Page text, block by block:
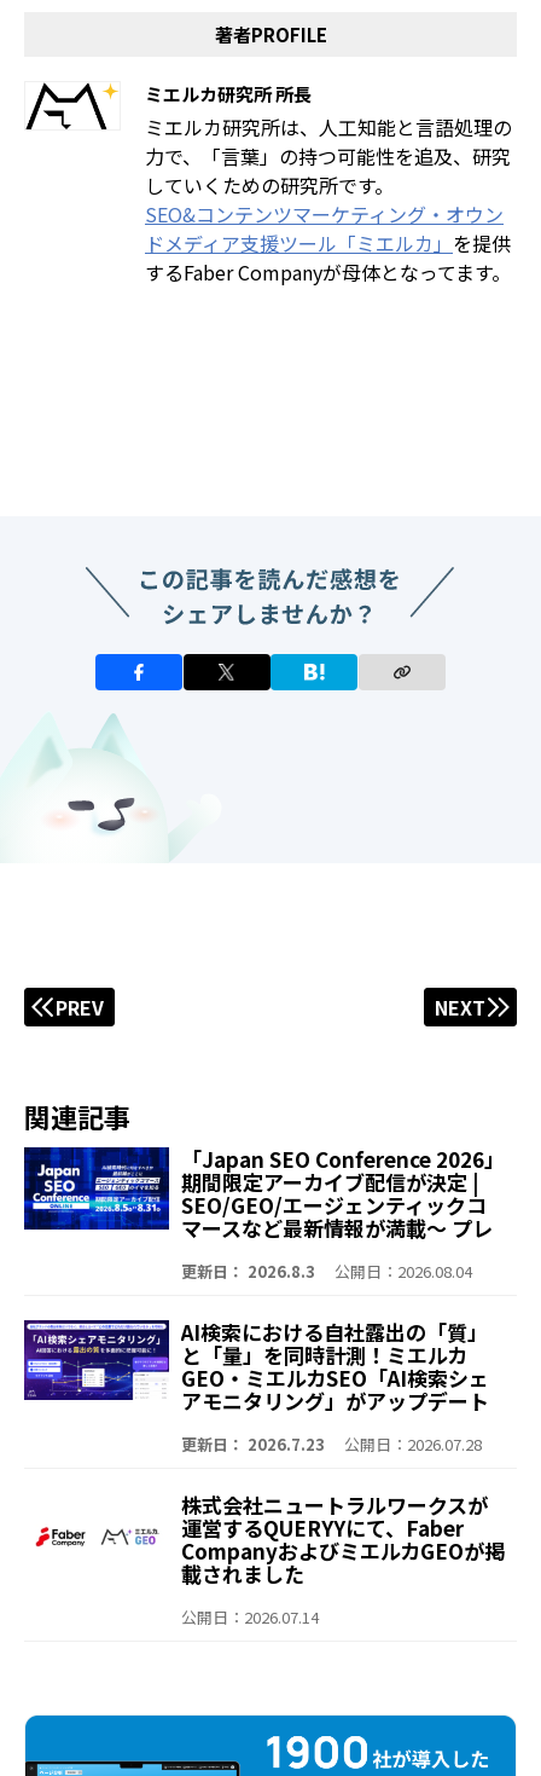
著者PROFILE
ミエルカ研究所 所長
ミエルカ研究所は、人工知能と言語処理の
力で、「言葉」の持つ可能性を追及、研究
していくための研究所です。
SEO&コンテンツマーケティング・オウン
ドメディア支援ツール「ミエルカ」 を提供
するFaber Companyが母体となってます。
PREV NEXT
関連記事
「Japan SEO Conference 2026」
期間限定アーカイブ配信が決定 |
SEO/GEO/エージェンティックコ
マースなど最新情報が満載～ プレ
公開 エージェンティックコマー
る、会場の熱量を再びオンライン
でお届け～
更新日： 2026.8.3 公開日：2026.08.04
AI検索における自社露出の「質」
と「量」を同時計測！ミエルカ
GEO・ミエルカSEO「AI検索シェ
アモニタリング」がアップデート
数）」や「言及ランキング」を可
との比較が可能に～
更新日： 2026.7.23 公開日：2026.07.28
株式会社ニュートラルワークスが
運営するQUERYYにて、Faber
CompanyおよびミエルカGEOが掲
載されました
公開日：2026.07.14